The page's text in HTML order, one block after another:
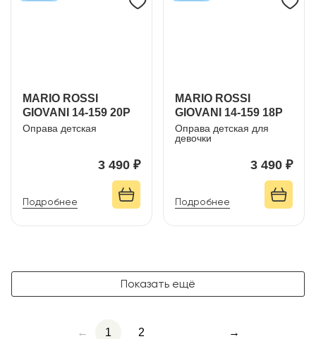
MARIO ROSSI
GIOVANI 14-159 20P
Оправа детская
3 490 ₽
Подробнее
MARIO ROSSI
GIOVANI 14-159 18P
Оправа детская для
девочки
3 490 ₽
Подробнее
Показать ещё
← 1 2 →